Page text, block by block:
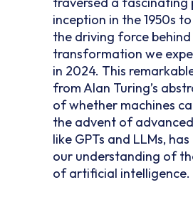
inception in the 1950s
the driving force
transformation we
in 2024. This
from Alan Turing’s
of whether machines
the advent of
like GPTs and LLMs,
our understanding of
of artificial intelligence.